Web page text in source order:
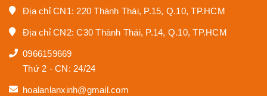
Địa chỉ CN1: 220 Thành Thái, P.15, Q.10, TP.HCM
Địa chỉ CN2: C30 Thành Thái, P.14, Q.10, TP.HCM
0966159669
Thứ 2 - CN: 24/24
hoalanlanxinh@gmail.com